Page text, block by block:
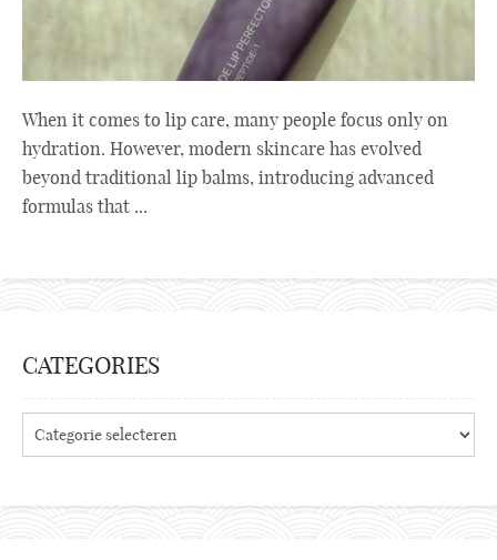
When it comes to lip care, many people focus only on
hydration. However, modern skincare has evolved
beyond traditional lip balms, introducing advanced
formulas that ...
CATEGORIES